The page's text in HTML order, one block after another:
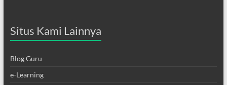
Situs Kami Lainnya
Blog Guru
e-Learning